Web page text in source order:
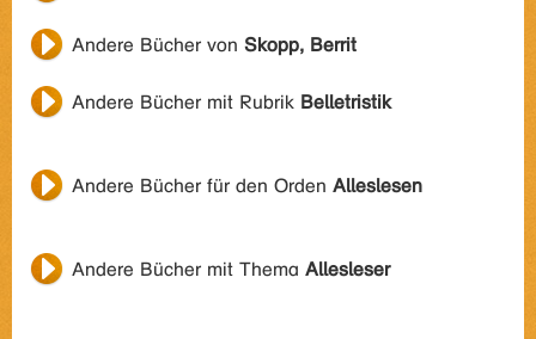
Andere Bücher von Skopp, Berrit
Andere Bücher mit Rubrik Belletristik
Andere Bücher für den Orden Alleslesen
Andere Bücher mit Thema Allesleser